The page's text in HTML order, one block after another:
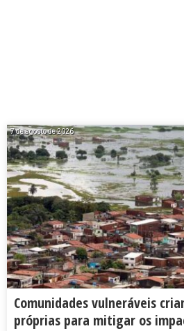
7 de agosto de 2026
Comunidades vulneráveis
próprias para mitigar os